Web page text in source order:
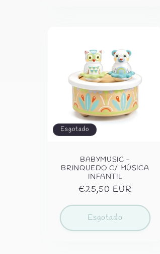
Esgotado
BABYMUSIC -
BRINQUEDO C/ MÚSICA
INFANTIL
Preço
€25,50 EUR
Esgotado